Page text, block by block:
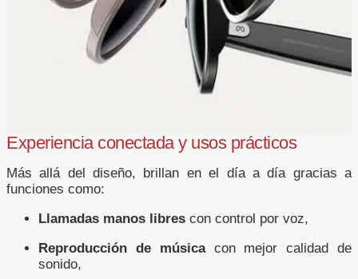
Experiencia conectada y usos prácticos
Más allá del diseño, brillan en el día a día gracias a
funciones como:
Llamadas manos libres con control por voz,
Reproducción de músicacon mejor calidad de
sonido,